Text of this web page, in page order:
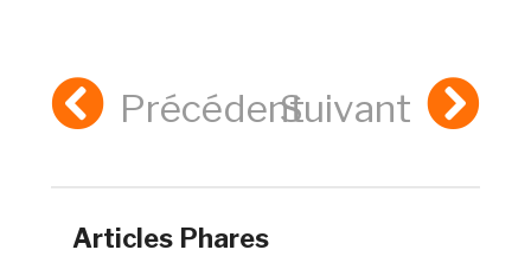
PrécédentSuivant
Articles Phares